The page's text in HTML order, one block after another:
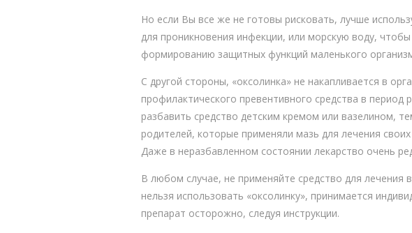
Но если Вы все же не готовы рисковать, лучше
для проникновения инфекции, или морскую воду,
формированию защитных функций маленького
С другой стороны, «оксолинка» не накапливается в
профилактического превентивного средства в
разбавить средство детским кремом или вазелином,
родителей, которые применяли мазь для лечения
Даже в неразбавленном состоянии лекарство очень
В любом случае, не применяйте средство для
нельзя использовать «оксолинку», принимается
препарат осторожно, следуя инструкции.